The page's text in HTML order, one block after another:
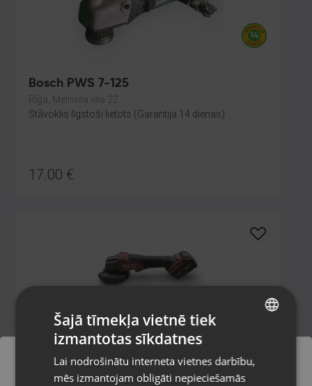
Bosch PWS 7-125
Rīga, Melnsila iela 22
Stāvoklis Ilgstoši lietots (Garantija 14 dienas)
17.00 €
Milwaukee M18 ONEFSAG125XPDB
Rīga, Dižozolu iela 11
Stāvoklis Ilgstoši lietots (Garantija 14 dienas)
RUSSIAN
Šajā tīmekļa vietnē tiek
izmantotas sīkdatnes
Lai nodrošinātu interneta vietnes darbību,
mēs izmantojam obligāti nepieciešamās